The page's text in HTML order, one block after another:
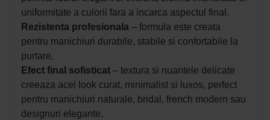
uniformitate a culorii fara a incarca aspectul final.
Rezistenta profesionala – formula este creata
pentru manichiuri durabile, stabile si confortabile la
purtare.
Efect final sofisticat – textura si nuantele delicate
creeaza acel look curat, minimalist si luxos, perfect
pentru manichiuri naturale, bridal, french modern sau
designuri elegante.